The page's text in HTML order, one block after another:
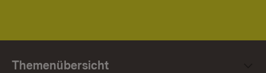
Themenübersicht